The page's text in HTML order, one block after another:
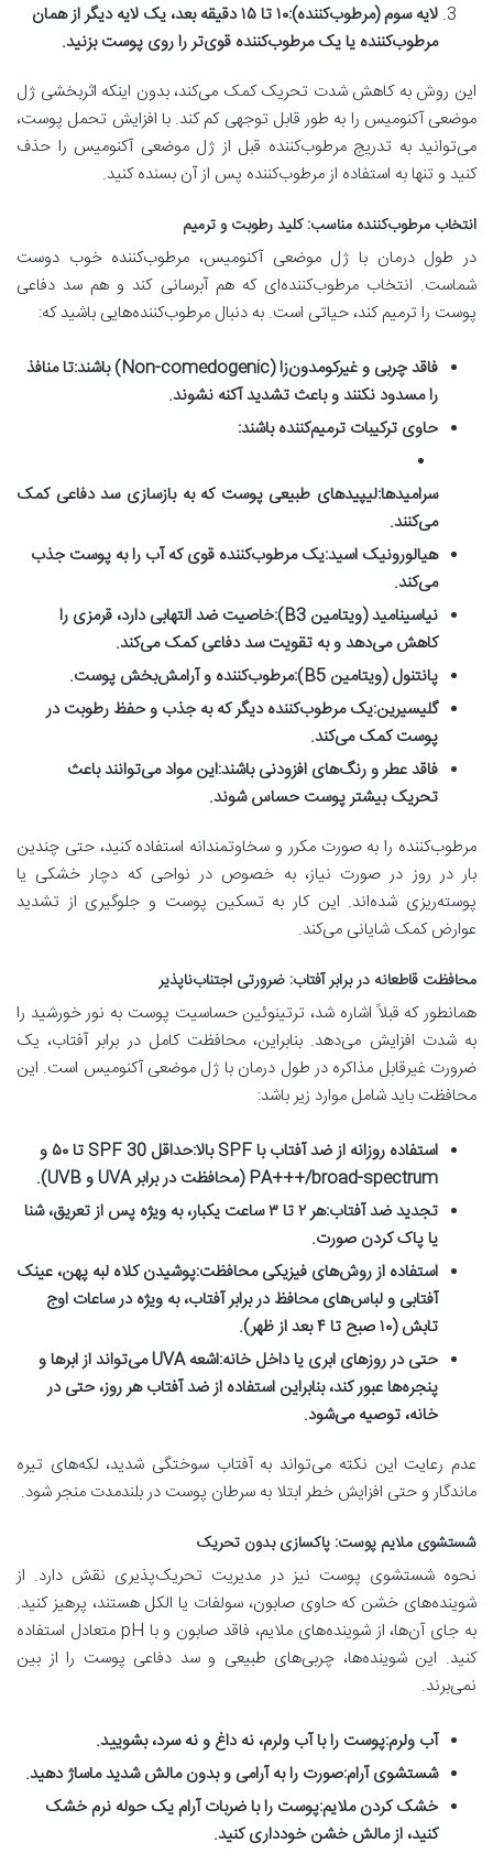
لایه سوم (مرطوب‌کننده):
۱۰ تا ۱۵ دقیقه بعد، یک لایه دیگر از همان
مرطوب‌کننده یا یک مرطوب‌کننده قوی‌تر را روی پوست بزنید.
این روش به کاهش شدت تحریک کمک می‌کند، بدون اینکه اثربخشی ژل
موضعی آکنومیس را به طور قابل توجهی کم کند. با افزایش تحمل پوست،
می‌توانید به تدریج مرطوب‌کننده قبل از ژل موضعی آکنومیس را حذف
کنید و تنها به استفاده از مرطوب‌کننده پس از آن بسنده کنید.
انتخاب مرطوب‌کننده مناسب: کلید رطوبت و ترمیم
در طول درمان با ژل موضعی آکنومیس، مرطوب‌کننده خوب دوست
شماست. انتخاب مرطوب‌کننده‌ای که هم آبرسانی کند و هم سد دفاعی
پوست را ترمیم کند، حیاتی است. به دنبال مرطوب‌کننده‌هایی باشید که:
فاقد چربی و غیرکومدون‌زا (Non-comedogenic) باشند:
تا منافذ
را مسدود نکنند و باعث تشدید آکنه نشوند.
حاوی ترکیبات ترمیم‌کننده باشند:
سرامیدها:لیپیدهای طبیعی پوست که به بازسازی سد دفاعی کمک
می‌کنند.
هیالورونیک اسید:یک مرطوب‌کننده قوی که آب را به پوست جذب
می‌کند.
نیاسینامید (ویتامین B3):
خاصیت ضد التهابی دارد، قرمزی را
کاهش می‌دهد و به تقویت سد دفاعی کمک می‌کند.
پانتنول (ویتامین B5):
مرطوب‌کننده و آرامش‌بخش پوست.
گلیسیرین:یک مرطوب‌کننده دیگر که به جذب و حفظ رطوبت در
پوست کمک می‌کند.
فاقد عطر و رنگ‌های افزودنی باشند:این مواد می‌توانند باعث
تحریک بیشتر پوست حساس شوند.
مرطوب‌کننده را به صورت مکرر و سخاوتمندانه استفاده کنید، حتی چندین
بار در روز در صورت نیاز، به خصوص در نواحی که دچار خشکی یا
پوسته‌ریزی شده‌اند. این کار به تسکین پوست و جلوگیری از تشدید
عوارض کمک شایانی می‌کند.
محافظت قاطعانه در برابر آفتاب: ضرورتی اجتناب‌ناپذیر
همانطور که قبلاً اشاره شد، ترتینوئین حساسیت پوست به نور خورشید را
به شدت افزایش می‌دهد. بنابراین، محافظت کامل در برابر آفتاب، یک
ضرورت غیرقابل مذاکره در طول درمان با ژل موضعی آکنومیس است. این
محافظت باید شامل موارد زیر باشد:
استفاده روزانه از ضد آفتاب با SPF بالا:
حداقل SPF 30 تا ۵۰ و
PA+++/broad-spectrum (محافظت در برابر UVA و UVB).
تجدید ضد آفتاب:
هر ۲ تا ۳ ساعت یکبار، به ویژه پس از تعریق، شنا
یا پاک کردن صورت.
استفاده از روش‌های فیزیکی محافظت:پوشیدن کلاه لبه پهن، عینک
آفتابی و لباس‌های محافظ در برابر آفتاب، به ویژه در ساعات اوج
تابش (۱۰ صبح تا ۴ بعد از ظهر).
حتی در روزهای ابری یا داخل خانه:
اشعه UVA می‌تواند از ابرها و
پنجره‌ها عبور کند، بنابراین استفاده از ضد آفتاب هر روز، حتی در
خانه، توصیه می‌شود.
عدم رعایت این نکته می‌تواند به آفتاب سوختگی شدید، لکه‌های تیره
ماندگار و حتی افزایش خطر ابتلا به سرطان پوست در بلندمدت منجر شود.
شستشوی ملایم پوست: پاکسازی بدون تحریک
نحوه شستشوی پوست نیز در مدیریت تحریک‌پذیری نقش دارد. از
شوینده‌های خشن که حاوی صابون، سولفات یا الکل هستند، پرهیز کنید.
به جای آن‌ها، از شوینده‌های ملایم، فاقد صابون و با pH متعادل استفاده
کنید. این شوینده‌ها، چربی‌های طبیعی و سد دفاعی پوست را از بین
نمی‌برند.
آب ولرم:پوست را با آب ولرم، نه داغ و نه سرد، بشویید.
شستشوی آرام:صورت را به آرامی و بدون مالش شدید ماساژ دهید.
خشک کردن ملایم:پوست را با ضربات آرام یک حوله نرم خشک
کنید، از مالش خشن خودداری کنید.